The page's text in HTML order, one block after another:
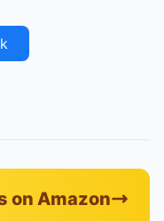
on Amazon